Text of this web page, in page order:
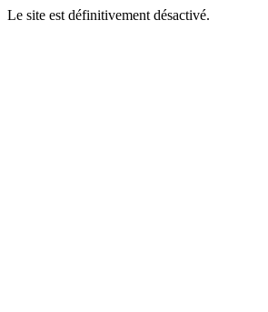
Le site est définitivement désactivé.